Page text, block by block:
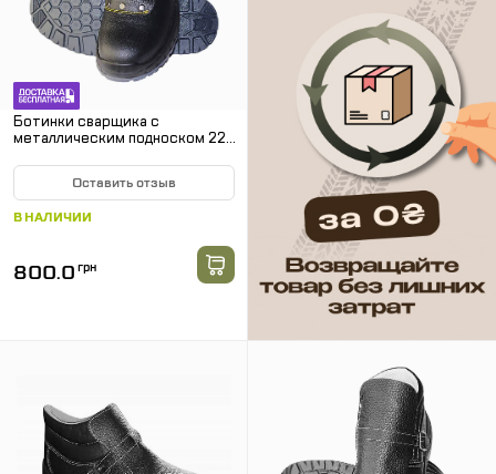
Ботинки сварщика с
металлическим подноском 222
Оставить отзыв
В НАЛИЧИИ
800.0 грн